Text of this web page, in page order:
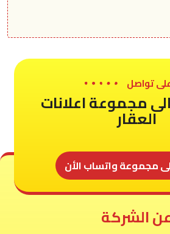
تواصل
مجموعة اعلانات
العقار
مجموعة واتساب الأن
عن الشركة